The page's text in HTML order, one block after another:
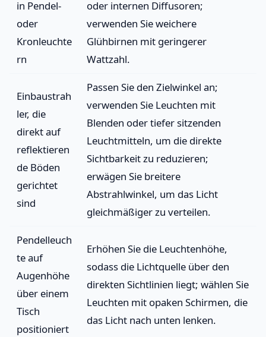
in Pendel-
oder
Kronleuchte
rn
oder internen Diffusoren;
verwenden Sie weichere
Glühbirnen mit geringerer
Wattzahl.
Einbaustrah
ler, die
direkt auf
reflektieren
de Böden
gerichtet
sind
Passen Sie den Zielwinkel an;
verwenden Sie Leuchten mit
Blenden oder tiefer sitzenden
Leuchtmitteln, um die direkte
Sichtbarkeit zu reduzieren;
erwägen Sie breitere
Abstrahlwinkel, um das Licht
gleichmäßiger zu verteilen.
Pendelleuch
te auf
Augenhöhe
über einem
Tisch
positioniert
Erhöhen Sie die Leuchtenhöhe,
sodass die Lichtquelle über den
direkten Sichtlinien liegt; wählen Sie
Leuchten mit opaken Schirmen, die
das Licht nach unten lenken.